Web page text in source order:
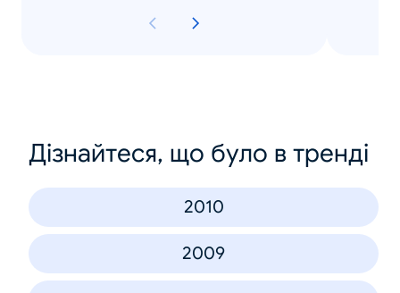
Дізнайтеся, що було в тренді
2010
2009